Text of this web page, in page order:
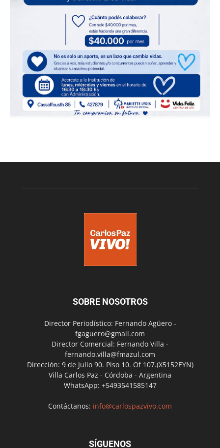
SOBRE NOSOTROS
Director Periodístico: Fernando Agüero -
fgaguero@gmail.com
Director Comercial: Fernando Villa -
fernando.villa@fmazul.com
Dirección: 9 de Julio 90. Piso 10. Of 107.(X5152EYN)
Villa Carlos Paz - Córdoba - Argentina
WhatsApp: +5493541585147
Contáctanos: info@carlospazvivo.com
SÍGUENOS